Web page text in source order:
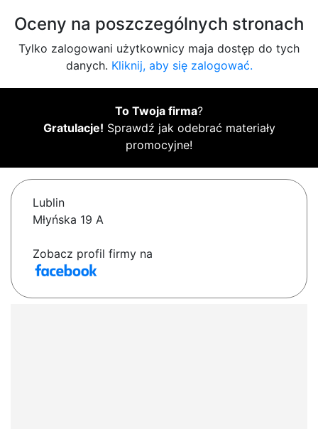
Oceny na poszczególnych stronach
Tylko zalogowani użytkownicy maja dostęp do tych
danych. Kliknij, aby się zalogować.
To Twoja firma?
Gratulacje! Sprawdź jak odebrać materiały
promocyjne!
Lublin
Młyńska 19 A
Zobacz profil firmy na